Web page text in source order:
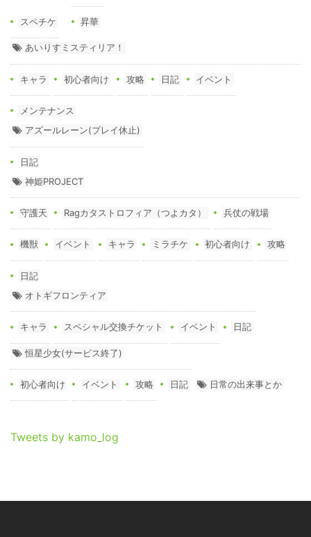
スペチケ 昇華
あいりすミスティリア！
キャラ 初心者向け 攻略 日記 イベント
メンテナンス
アズールレーン(プレイ休止)
日記
神姫PROJECT
守護天 Ragカタストロフィア（つよカタ） 兵仗の戦場
機獣 イベント キャラ ミラチケ 初心者向け 攻略
日記
オトギフロンティア
キャラ スペシャル交換チケット イベント 日記
恒星少女(サービス終了)
初心者向け イベント 攻略 日記 日常の出来事とか
Tweets by kamo_log